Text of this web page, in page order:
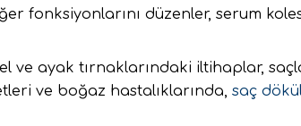
fonksiyonlarını düzenler, serum
el ve ayak tırnaklarındaki iltihaplar,
ve boğaz hastalıklarında, saç